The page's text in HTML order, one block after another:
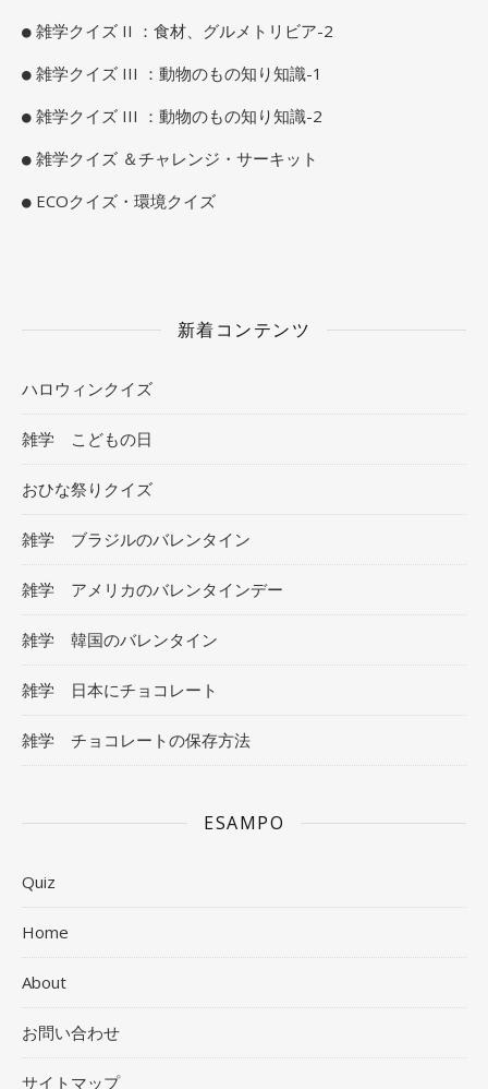
雑学クイズ II ：食材、グルメトリビア-2
雑学クイズ III ：動物のもの知り知識-1
雑学クイズ III ：動物のもの知り知識-2
雑学クイズ ＆チャレンジ・サーキット
ECOクイズ・環境クイズ
新着コンテンツ
ハロウィンクイズ
雑学 こどもの日
おひな祭りクイズ
雑学 ブラジルのバレンタイン
雑学 アメリカのバレンタインデー
雑学 韓国のバレンタイン
雑学 日本にチョコレート
雑学 チョコレートの保存方法
ESAMPO
Quiz
Home
About
お問い合わせ
サイトマップ